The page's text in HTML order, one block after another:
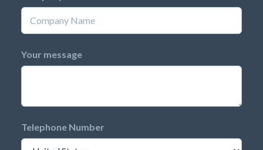
Your message
Telephone Number